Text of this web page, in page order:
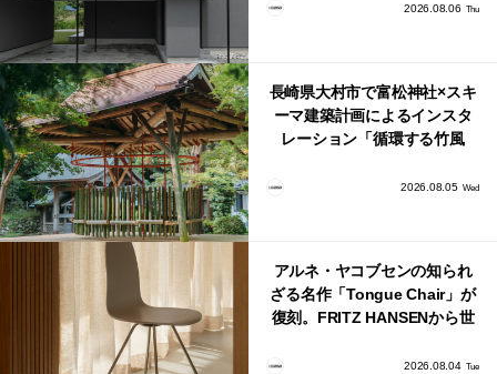
2026.08.06 Thu
長崎県大村市で富松神社×スキ
ーマ建築計画によるインスタ
レーション「循環する竹風
2026.08.05 Wed
アルネ・ヤコブセンの知られ
ざる名作「Tongue Chair」が
復刻。FRITZ HANSENから世
2026.08.04 Tue